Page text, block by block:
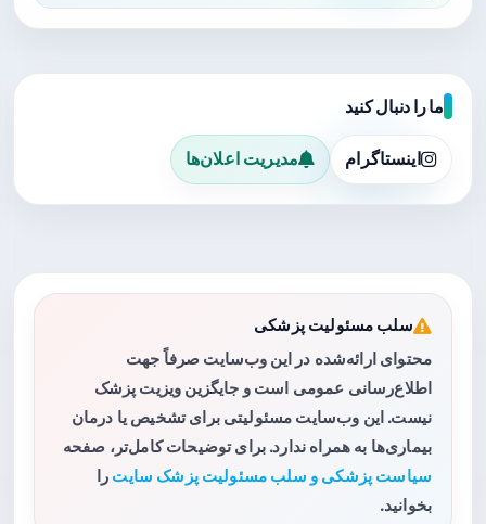
ما را دنبال کنید
اینستاگرام مدیریت اعلان‌ها
سلب مسئولیت پزشکی
محتوای ارائه‌شده در این وب‌سایت صرفاً جهت
اطلاع‌رسانی عمومی است و جایگزین ویزیت پزشک
نیست. این وب‌سایت مسئولیتی برای تشخیص یا درمان
بیماری‌ها به همراه ندارد. برای توضیحات کامل‌تر، صفحه
سیاست پزشکی و سلب مسئولیت پزشک سایت را
بخوانید.